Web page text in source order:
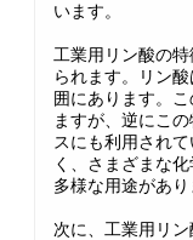
います。
工業用リン酸の
られます。リン
囲にあります。
ますが、逆にこ
スにも利用され
く、さまざまな
多様な用途があり
次に、工業用リ